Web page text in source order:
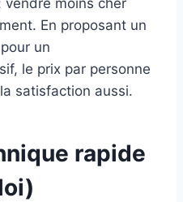
En proposant un
un
le prix par personne
satisfaction aussi.
rapide